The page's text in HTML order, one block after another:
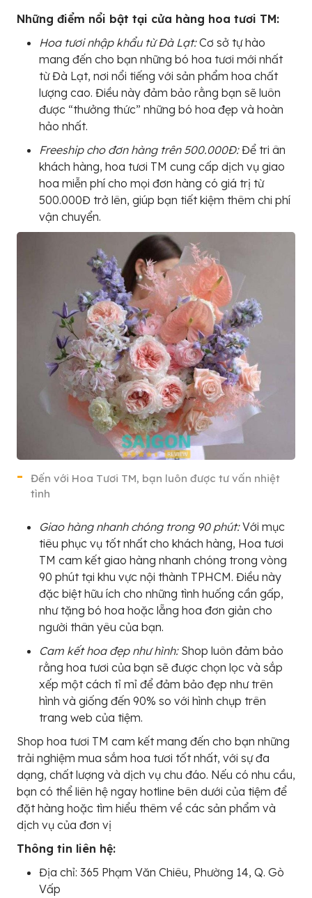
Những điểm nổi bật tại cửa hàng hoa tươi TM:
Hoa tươi nhập khẩu từ Đà Lạt:Cơ sở tự hào
mang đến cho bạn những bó hoa tươi mới nhất
từ Đà Lạt, nơi nổi tiếng với sản phẩm hoa chất
lượng cao. Điều này đảm bảo rằng bạn sẽ luôn
được “thưởng thức” những bó hoa đẹp và hoàn
hảo nhất.
Freeship cho đơn hàng trên 500.000Đ:Để tri ân
khách hàng, hoa tươi TM cung cấp dịch vụ giao
hoa miễn phí cho mọi đơn hàng có giá trị từ
500.000Đ trở lên, giúp bạn tiết kiệm thêm chi phí
vận chuyển.
Đến với Hoa Tươi TM, bạn luôn được tư vấn nhiệt
tình
Giao hàng nhanh chóng trong 90 phút:Với mục
tiêu phục vụ tốt nhất cho khách hàng, Hoa tươi
TM cam kết giao hàng nhanh chóng trong vòng
90 phút tại khu vực nội thành TPHCM. Điều này
đặc biệt hữu ích cho những tình huống cần gấp,
như tặng bó hoa hoặc lẵng hoa đơn giản cho
người thân yêu của bạn.
Cam kết hoa đẹp như hình:Shop luôn đảm bảo
rằng hoa tươi của bạn sẽ được chọn lọc và sắp
xếp một cách tỉ mỉ để đảm bảo đẹp như trên
hình và giống đến 90% so với hình chụp trên
trang web của tiệm.
Shop hoa tươi TM cam kết mang đến cho bạn những
trải nghiệm mua sắm hoa tươi tốt nhất, với sự đa
dạng, chất lượng và dịch vụ chu đáo. Nếu có nhu cầu,
bạn có thể liên hệ ngay hotline bên dưới của tiệm để
đặt hàng hoặc tìm hiểu thêm về các sản phẩm và
dịch vụ của đơn vị
Thông tin liên hệ:
Địa chỉ: 365 Phạm Văn Chiêu, Phường 14, Q. Gò
Vấp